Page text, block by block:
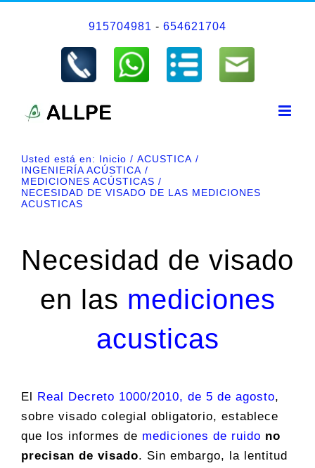
915704981 - 654621704
Usted está en: Inicio
ACUSTICA
INGENIERÍA ACÚSTICA
MEDICIONES ACÚSTICAS
NECESIDAD DE VISADO DE LAS MEDICIONES
ACUSTICAS
Necesidad de visado
en las mediciones
acusticas
El Real Decreto 1000/2010, de 5 de agosto,
sobre visado colegial obligatorio, establece
que los informes de mediciones de ruido no
precisan de visado. Sin embargo, la lentitud